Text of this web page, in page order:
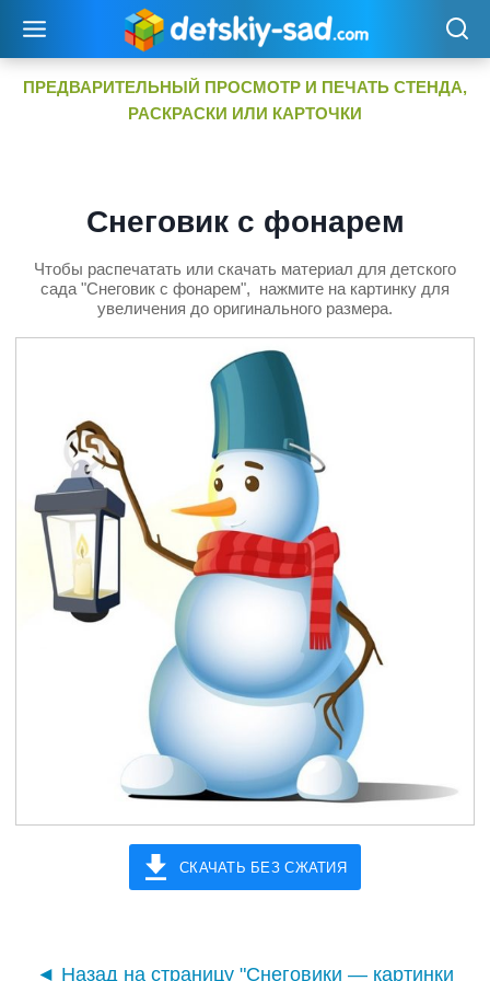
содержимому
ПРЕДВАРИТЕЛЬНЫЙ ПРОСМОТР И ПЕЧАТЬ СТЕНДА,
РАСКРАСКИ ИЛИ КАРТОЧКИ
Снеговик с фонарем
Чтобы распечатать или скачать материал для детского
сада "Снеговик с фонарем", нажмите на картинку для
увеличения до оригинального размера.
СКАЧАТЬ БЕЗ СЖАТИЯ
◄ Назад на страницу "Снеговики — картинки